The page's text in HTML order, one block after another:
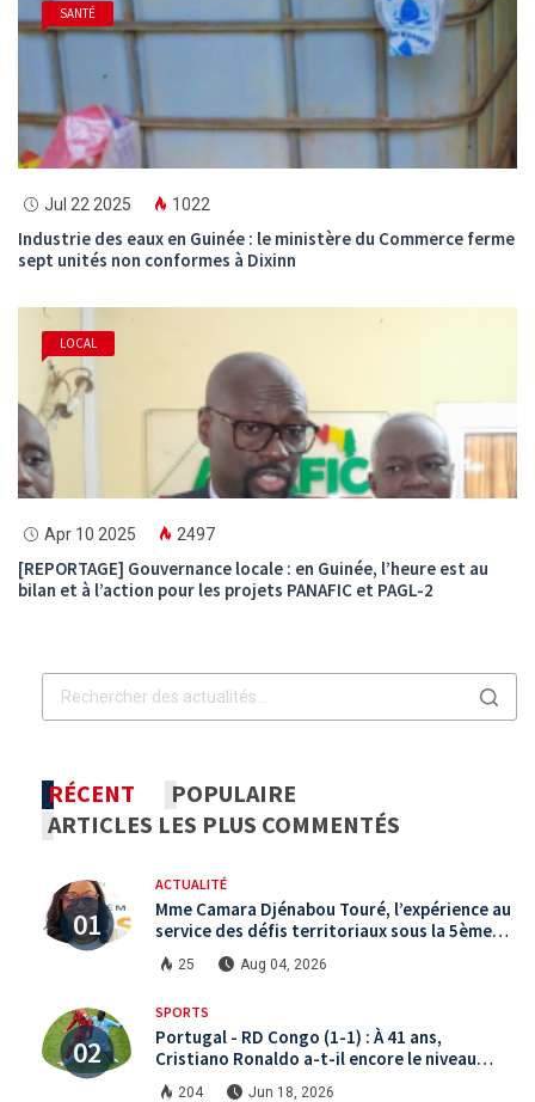
SANTÉ
Jul 22 2025 1022
Industrie des eaux en Guinée : le ministère du Commerce ferme
sept unités non conformes à Dixinn
LOCAL
Apr 10 2025 2497
[REPORTAGE] Gouvernance locale : en Guinée, l’heure est au
bilan et à l’action pour les projets PANAFIC et PAGL-2
RÉCENT
POPULAIRE
ARTICLES LES PLUS COMMENTÉS
ACTUALITÉ
Mme Camara Djénabou Touré, l’expérience au
service des défis territoriaux sous la 5ème
République
25 Aug 04, 2026
SPORTS
Portugal - RD Congo (1-1) : À 41 ans,
Cristiano Ronaldo a-t-il encore le niveau
international ?
204 Jun 18, 2026